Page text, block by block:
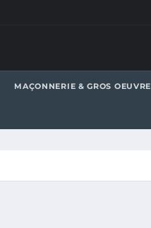
MAÇONNERIE & GROS OEUVRE